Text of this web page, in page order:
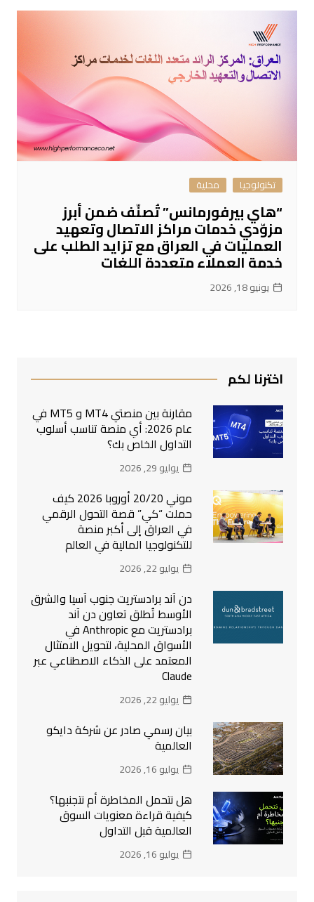
تكنولوجيا محلية
“هاي بيرفورمانس” تُصنّف ضمن أبرز
مزوّدي خدمات مراكز الاتصال وتعهيد
العمليات في العراق مع تزايد الطلب على
خدمة العملاء متعددة اللغات
يونيو 18, 2026
اخترنا لكم
مقارنة بين منصتي MT4 و MT5 في
عام 2026: أي منصة تناسب أسلوب
التداول الخاص بك؟
يوليو 29, 2026
موني 20/20 أوروبا 2026 كيف
حملت “كي” قصة التحول الرقمي
في العراق إلى أكبر منصة
للتكنولوجيا المالية في العالم
يوليو 22, 2026
دن آند برادستريت جنوب آسيا والشرق
الأوسط تُطلق تعاون دن آند
برادستريت مع Anthropic في
الأسواق المحلية، لتحويل الامتثال
المعتمد على الذكاء الاصطناعي عبر
Claude
يوليو 22, 2026
بيان رسمي صادر عن شركة دايكو
العالمية
يوليو 16, 2026
هل نتحمل المخاطرة أم نتجنبها؟
كيفية قراءة معنويات السوق
العالمية قبل التداول
يوليو 16, 2026